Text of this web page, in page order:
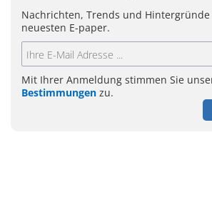
Nachrichten, Trends und Hintergründe
neuesten E-paper.
Mit Ihrer Anmeldung stimmen Sie
Bestimmungen zu.